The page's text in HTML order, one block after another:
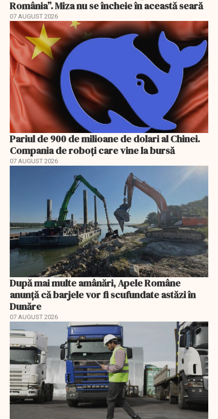
România”. Miza nu se încheie în această seară
07 AUGUST 2026
Pariul de 900 de milioane de dolari al Chinei.
Compania de roboți care vine la bursă
07 AUGUST 2026
După mai multe amânări, Apele Române
anunță că barjele vor fi scufundate astăzi în
Dunăre
07 AUGUST 2026